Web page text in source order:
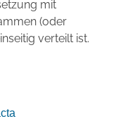
mit
(oder
verteilt ist.